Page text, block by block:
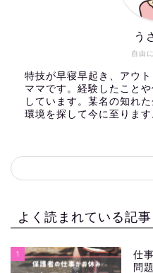
自由
う
特技が早寝早起き、アウ
ママです。経験したこと
しています。某名の知れ
環境を探して今に至ります
よく読まれている記事
1
仕
問